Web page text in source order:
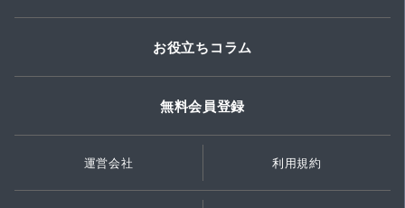
お役立ちコラム
無料会員登録
運営会社 利用規約